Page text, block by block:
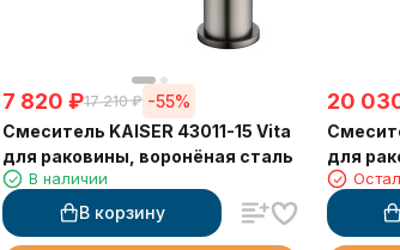
7 820 ₽17 210 ₽ -55%
Смеситель KAISER 43011-15 Vita
для раковины, воронёная сталь
В наличии
В корзину
20
для
(3820)